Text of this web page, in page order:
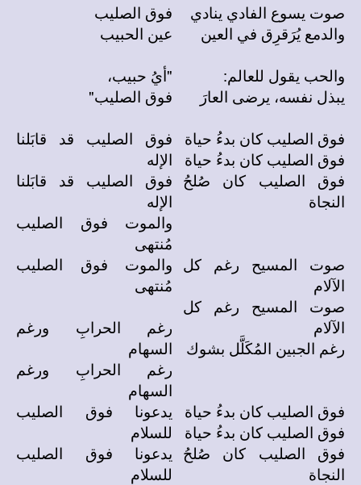
صوت يسوع الفادي ينادي
والدمع يُرَقرِق في العين
والحب يقول للعالم:
يبذل نفسه، يرضى العارَ
فوق الصليب كان بدءُ حياة
فوق الصليب كان بدءُ حياة
فوق الصليب كان صُلحُ
النجاة
صوت المسيح رغم كل
الآلام
صوت المسيح رغم كل
الآلام
رغم الجبين المُكَلَّل بشوك
فوق الصليب كان بدءُ حياة
فوق الصليب كان بدءُ حياة
فوق الصليب كان صُلحُ
النجاة
فوق الصليب
عين الحبيب
"أيُ حبيب،
فوق الصليب"
فوق الصليب قد قابَلنا
الإله
فوق الصليب قد قابَلنا
الإله
والموت فوق الصليب
مُنتهى
والموت فوق الصليب
مُنتهى
رغم الحرابِ ورغم
السهام
رغم الحرابِ ورغم
السهام
يدعونا فوق الصليب
للسلام
يدعونا فوق الصليب
للسلام